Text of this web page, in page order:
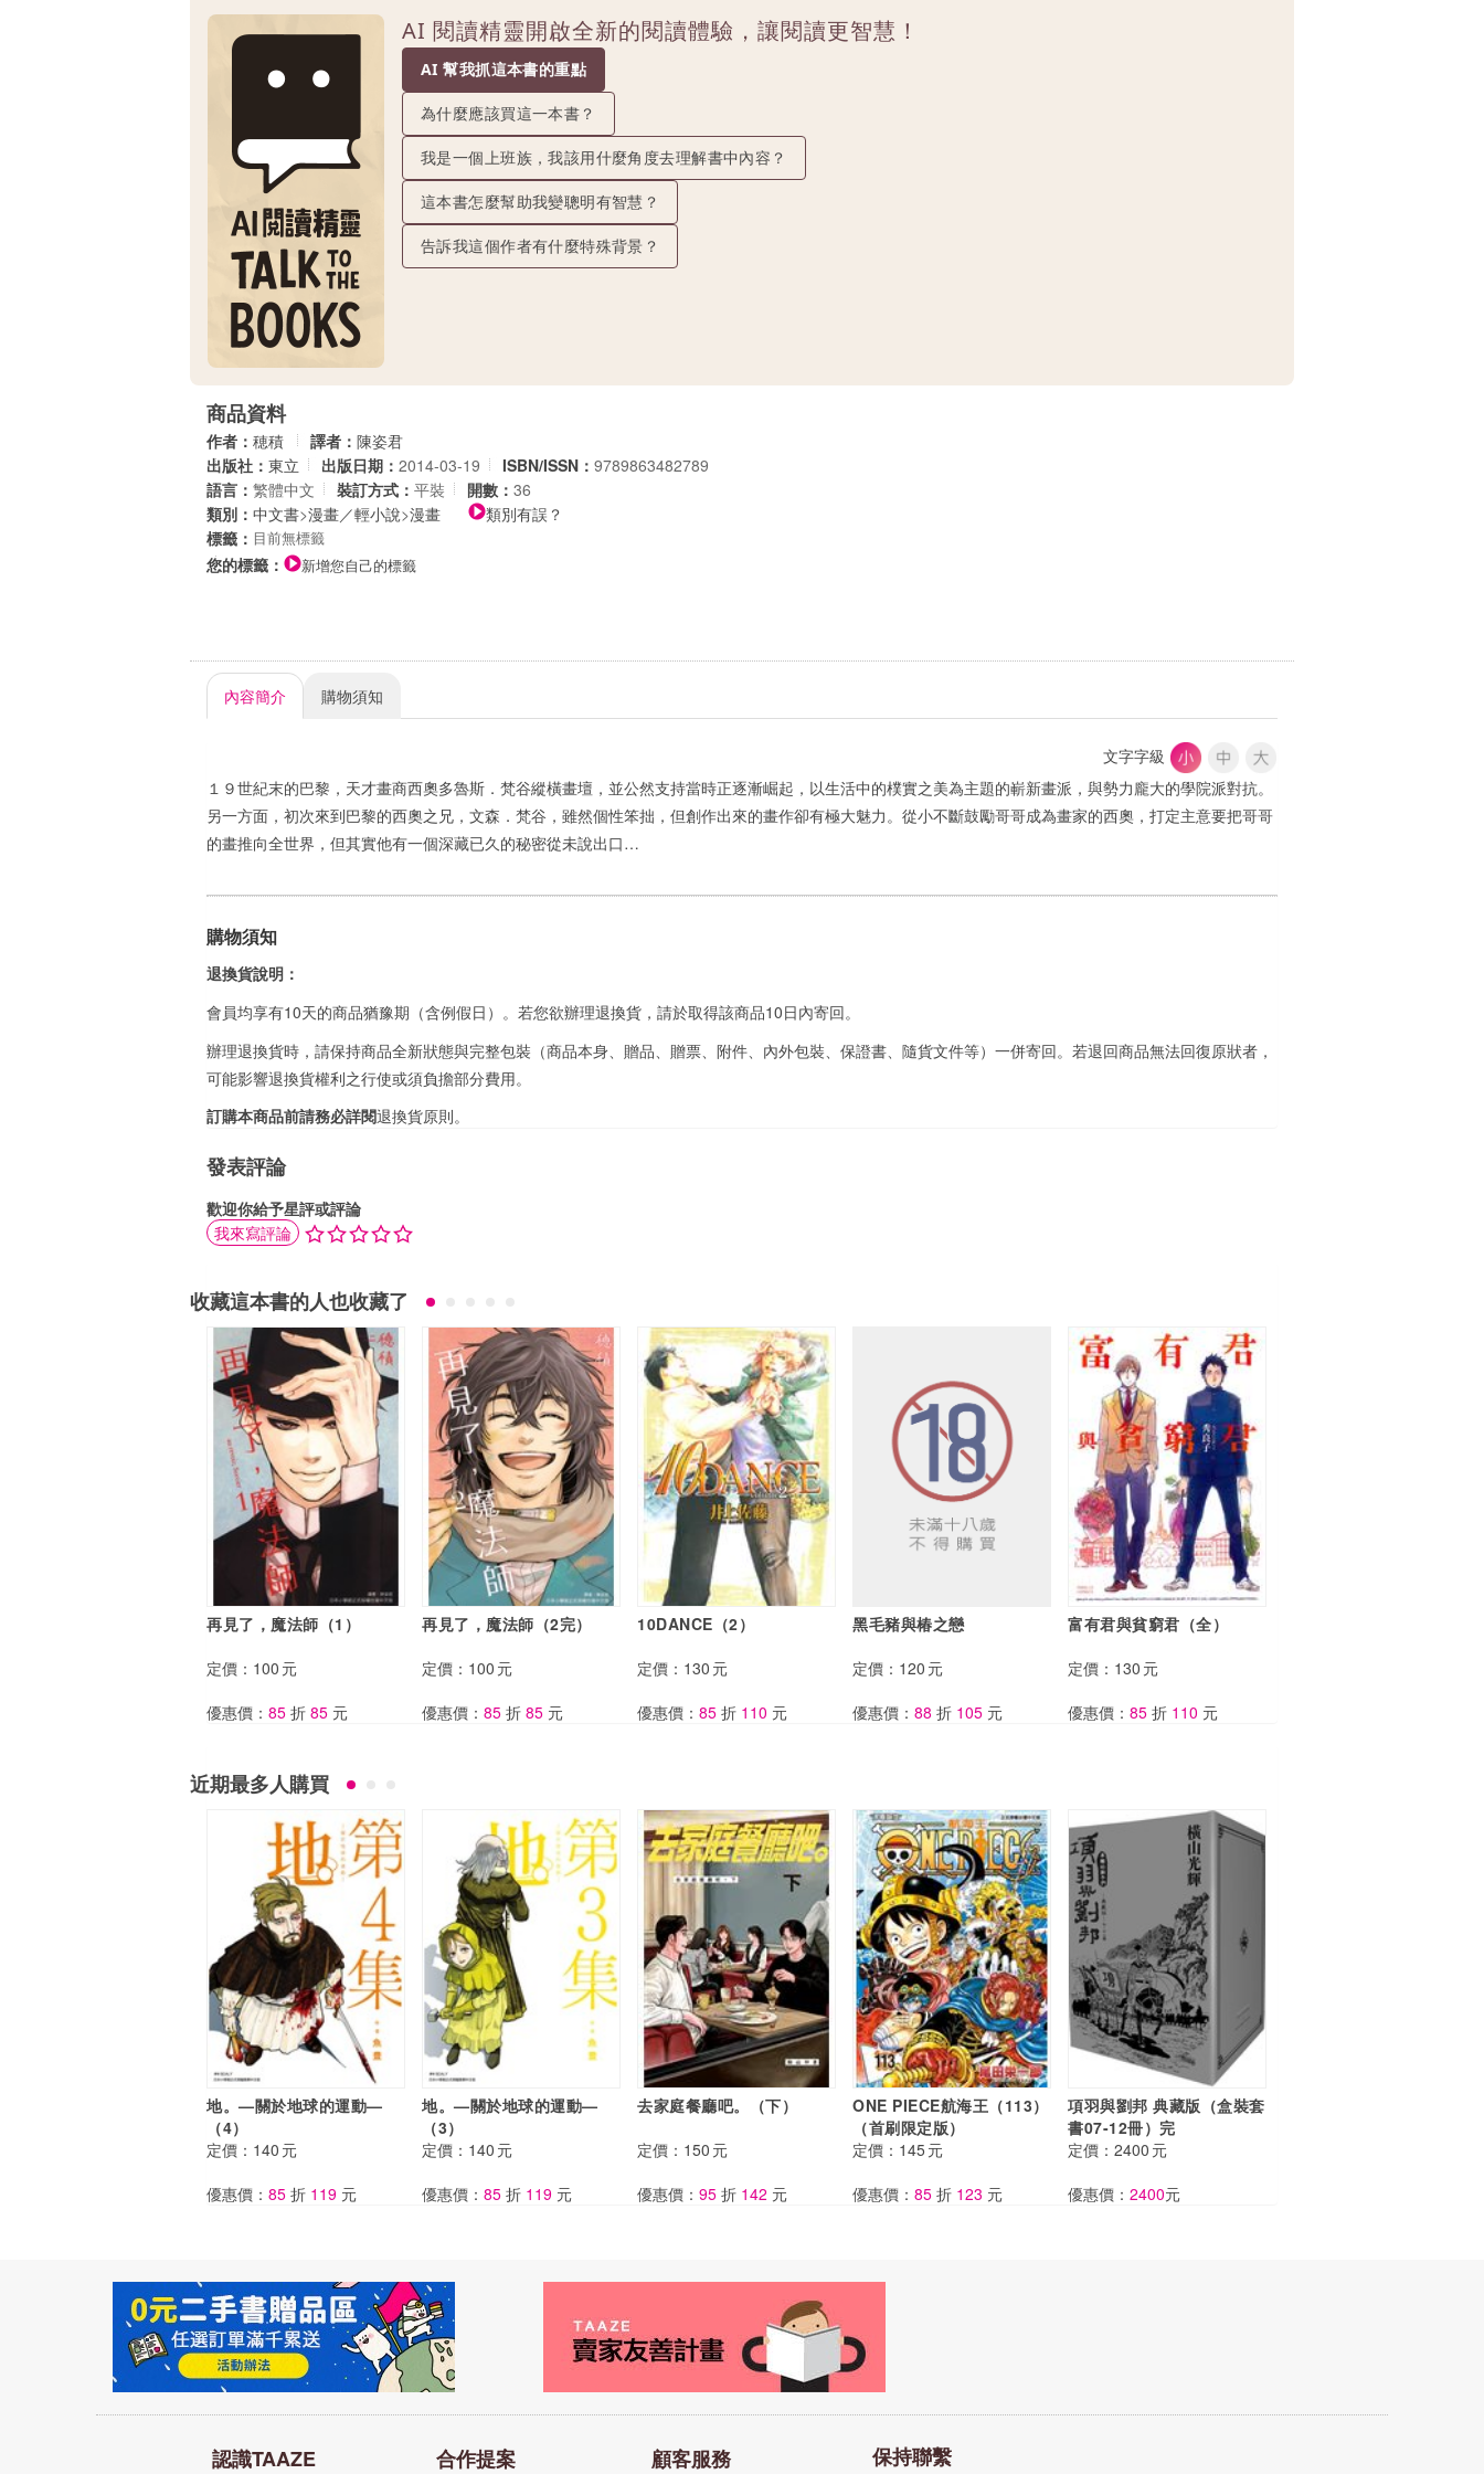
AI 閱讀精靈開啟全新的閱讀體驗，讓閱讀更智慧！
AI 幫我抓這本書的重點
為什麼應該買這一本書？
我是一個上班族，我該用什麼角度去理解書中內容？
這本書怎麼幫助我變聰明有智慧？
告訴我這個作者有什麼特殊背景？
商品資料
作者： 穂積 譯者： 陳姿君
出版社： 東立 出版日期： 2014-03-19 ISBN/ISSN： 9789863482789
語言： 繁體中文 裝訂方式： 平裝 開數： 36
類別： 中文書>漫畫／輕小說>漫畫
類別有誤？
標籤： 目前無標籤
您的標籤： 新增您自己的標籤
內容簡介 購物須知
文字字級
１９世紀末的巴黎，天才畫商西奧多魯斯．梵谷縱橫畫壇，並公然支持當時正逐漸崛起，以生活中的樸實之美為主題的嶄新畫派，與勢力龐大的學院派對抗。
另一方面，初次來到巴黎的西奧之兄，文森．梵谷，雖然個性笨拙，但創作出來的畫作卻有極大魅力。從小不斷鼓勵哥哥成為畫家的西奧，打定主意要把哥哥
的畫推向全世界，但其實他有一個深藏已久的秘密從未說出口…
購物須知
退換貨說明：
會員均享有10天的商品猶豫期（含例假日）。若您欲辦理退換貨，請於取得該商品10日內寄回。
辦理退換貨時，請保持商品全新狀態與完整包裝（商品本身、贈品、贈票、附件、內外包裝、保證書、隨貨文件等）一併寄回。若退回商品無法回復原狀者，
可能影響退換貨權利之行使或須負擔部分費用。
訂購本商品前請務必詳閱退換貨原則。
發表評論
歡迎你給予星評或評論
我來寫評論
收藏這本書的人也收藏了
再見了，魔法師（1）
定價： 100 元
優惠價： 85 折 85 元
再見了，魔法師（2完）
定價： 100 元
優惠價： 85 折 85 元
10DANCE（2）
定價： 130 元
優惠價： 85 折 110 元
黑毛豬與椿之戀
定價： 120 元
優惠價： 88 折 105 元
富有君與貧窮君（全）
定價： 130 元
優惠價： 85 折 110 元
近期最多人購買
地。—關於地球的運動—
（4）
定價： 140 元
優惠價： 85 折 119 元
地。—關於地球的運動—
（3）
定價： 140 元
優惠價： 85 折 119 元
去家庭餐廳吧。（下）
定價： 150 元
優惠價： 95 折 142 元
ONE PIECE航海王（113）
（首刷限定版）
定價： 145元
優惠價： 85 折 123 元
項羽與劉邦 典藏版（盒裝套
書07-12冊）完
定價： 2400 元
優惠價： 2400元
認識TAAZE 合作提案 顧客服務 保持聯繫